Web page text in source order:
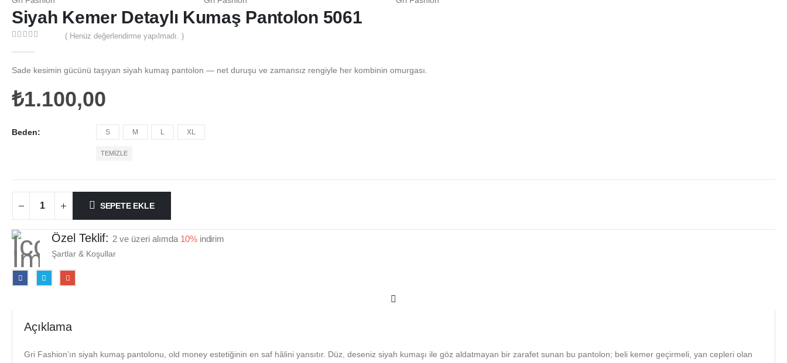
Siyah Kemer Detaylı Kumaş Pantolon 5061
( Henüz değerlendirme yapılmadı. )
Sade kesimin gücünü taşıyan siyah kumaş pantolon — net duruşu ve zamansız rengiyle her kombinin omurgası.
₺1.100,00
Beden S M L XL
TEMIZLE
SEPETE EKLE
Özel Teklif: 2 ve üzeri alımda 10% indirim
Şartlar & Koşullar
Açıklama
Gri Fashion’ın siyah kumaş pantolonu, old money estetiğinin en saf hâlini yansıtır. Düz, deseniz siyah kumaşı ile göz aldatmayan bir zarafet sunan bu pantolon; beli kemer geçirmeli, yan cepleri olan